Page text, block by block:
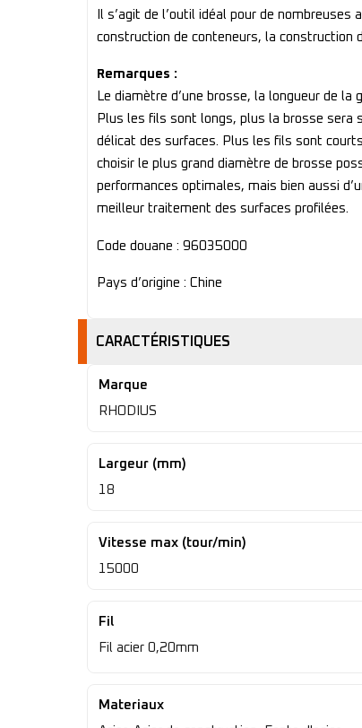
Il s’agit de l’outil idéal pour de
construction de conteneurs, la construction
Remarques :
Le diamètre d’une brosse, la longueur de
Plus les fils sont longs, plus la brosse sera
délicat des surfaces. Plus les fils sont
choisir le plus grand diamètre de brosse
performances optimales, mais bien aussi
meilleur traitement des surfaces profilées.
Code douane : 96035000
Pays d’origine : Chine
CARACTÉRISTIQUES
Marque
RHODIUS
Largeur (mm)
18
Vitesse max (tour/min)
15000
Fil
Fil acier 0,20mm
Materiaux